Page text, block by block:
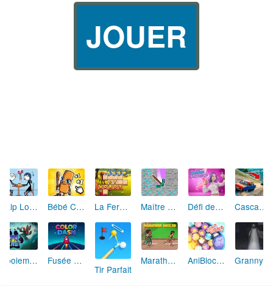
JOUER
Skip Love: L'Amour en Péril Bébé Clic Italien: La Folie des Petits Bambins La Ferme des Mots - Cultivez votre Vocabulaire Maître de la Destruction: Fusion de Pioches Défi de Mode: Star du Podium Cascades Folles 3D
Aboiement Stellaire : Aventure Canine Fusée Chromatique: La Course des Couleurs
Tir Parfait
Marathon Champion io AniBlocos: Connecte les Animaux Mignons!